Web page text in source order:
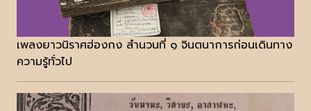
เพลงยาวนิราศฮ่องกง สำนวนที่ ๑ จินตนาการก่อนเดินทาง
ความรู้ทั่วไป